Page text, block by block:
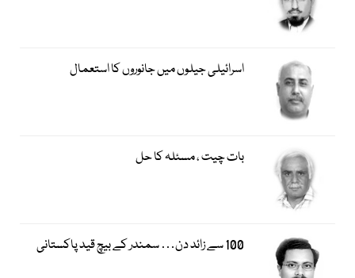
اسرائیلی جیلوں میں جانوروں کا استعمال
بات چیت ، مسئلہ کا حل
100 سے زائد دن… سمندر کے بیچ قید پاکستانی